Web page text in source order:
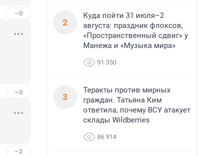
–0
–0
–2
2
Куда пойти 31 июля–2
августа: праздник флоксов,
«Пространственный сдвиг» у
Манежа и «Музыка мира»
91 350
3
Теракты против мирных
граждан. Татьяна Ким
ответила, почему ВСУ атакует
склады Wildberries
86 914